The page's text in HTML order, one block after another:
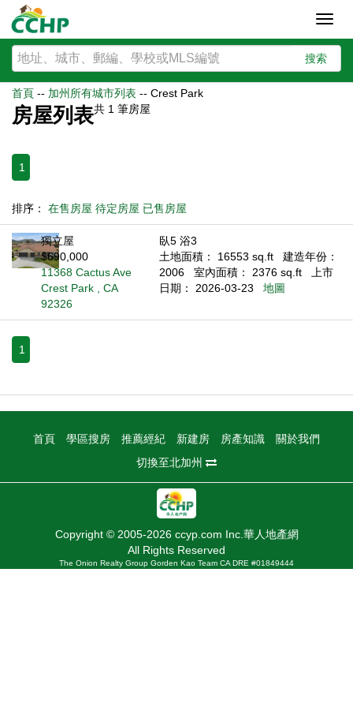
搜索
首頁 -- 加州所有城市列表 -- Crest Park
房屋列表共 1 筆房屋
1
排序： 在售房屋 待定房屋 已售房屋
獨立屋
$690,000
11368 Cactus Ave
Crest Park , CA
92326
臥5 浴3
土地面積： 16553 sq.ft
建造年份：
2006
室內面積： 2376 sq.ft
上市
日期： 2026-03-23
地圖
1
首頁 學區搜房 推薦經紀 新建房 房產知識
關於我們
切換至北加州
Copyright © 2005-2026 ccyp.com Inc.華人地產網
All Rights Reserved
The Onion Realty Group Gorden Kao Team CA DRE #01849444